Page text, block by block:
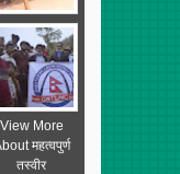
View More
महत्वपुर्ण
तस्वीर